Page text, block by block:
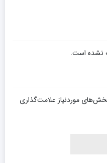
نشده است.
موردنیاز علامت‌گذاری